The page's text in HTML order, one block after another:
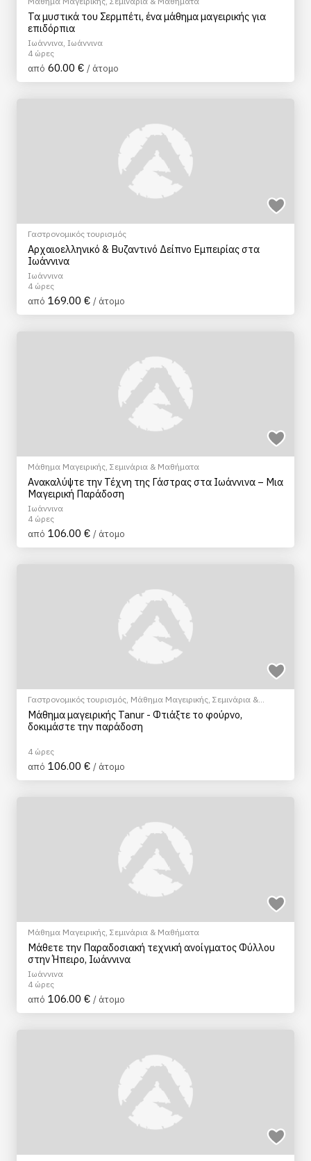
Τα μυστικά του Σερμπέτι, ένα μάθημα μαγειρικής για
επιδόρπια
Ιωάννινα, Ιωάννινα
4 ώρες
από 60.00 € / άτομο
Γαστρονομικός τουρισμός
Αρχαιοελληνικό & Βυζαντινό Δείπνο Εμπειρίας στα
Ιωάννινα
Ιωάννινα
4 ώρες
από 169.00 € / άτομο
Μάθημα Μαγειρικής, Σεμινάρια & Μαθήματα
Ανακαλύψτε την Τέχνη της Γάστρας στα Ιωάννινα – Μια
Μαγειρική Παράδοση
Ιωάννινα
4 ώρες
από 106.00 € / άτομο
Γαστρονομικός τουρισμός, Μάθημα Μαγειρικής, Σεμινάρια &
Μαθήματα
Μάθημα μαγειρικής Tanur - Φτιάξτε το φούρνο,
δοκιμάστε την παράδοση
4 ώρες
από 106.00 € / άτομο
Μάθημα Μαγειρικής, Σεμινάρια & Μαθήματα
Μάθετε την Παραδοσιακή τεχνική ανοίγματος Φύλλου
στην Ήπειρο, Ιωάννινα
Ιωάννινα
4 ώρες
από 106.00 € / άτομο